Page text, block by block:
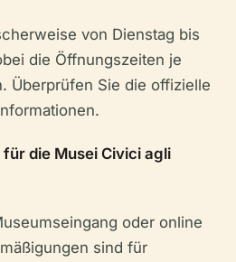
von Dienstag bis
die Öffnungszeiten je
Überprüfen Sie die offizielle
die Musei Civici agli
oder online
sind für